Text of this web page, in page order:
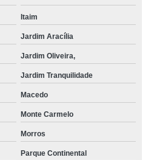
Itaim
Jardim Aracília
Jardim Oliveira,
Jardim Tranquilidade
Macedo
Monte Carmelo
Morros
Parque Continental